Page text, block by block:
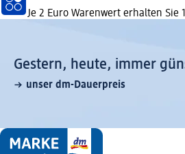
Je 2 Euro Warenwert erhalten Sie
Gestern, heute, immer
unser dm-Dauerpreis